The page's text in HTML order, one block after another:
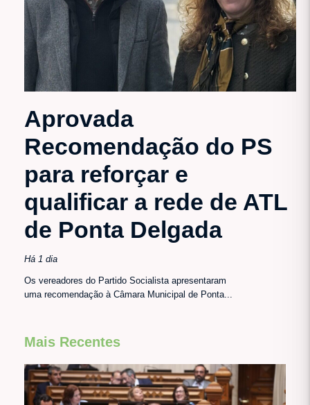
Aprovada
Recomendação do PS
para reforçar e
qualificar a rede de ATL
de Ponta Delgada
Há 1 dia
Os vereadores do Partido Socialista apresentaram
uma recomendação à Câmara Municipal de Ponta...
Mais Recentes